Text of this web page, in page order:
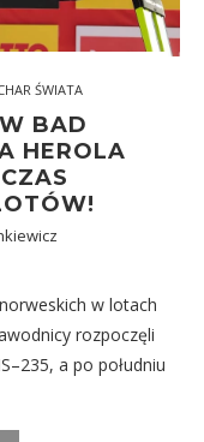
ŚWIATA
BAD
HEROLA
w lotach
rozpoczęli
a po południu